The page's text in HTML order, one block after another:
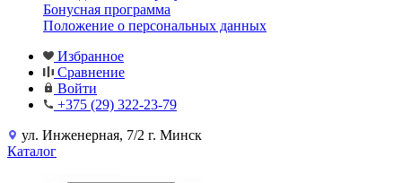
Бонусная программа
Положение о персональных данных
Избранное
Сравнение
Войти
+375 (29) 322-23-79
ул. Инженерная, 7/2 г. Минск
Каталог